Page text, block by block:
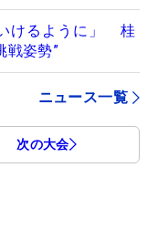
けるように」 桂
戦姿勢”
ニュース一覧
次の大会